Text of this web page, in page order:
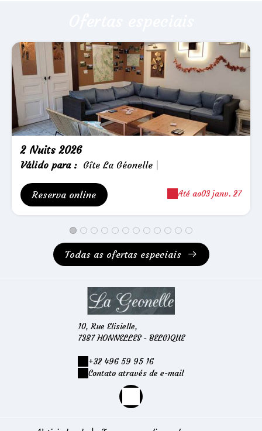
2 Nuits 2026
Válido para: Gîte La Géonelle |
Reserva online Até ao03 janv. 27
Todas as ofertas especiais
10, Rue Elisielle,
7387 HONNELLES - BELGIQUE
+32 496 59 95 16
Contato através de e-mail